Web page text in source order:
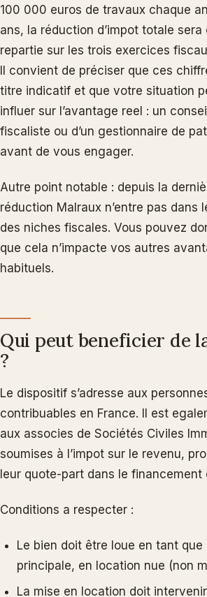
100 000 euros de travaux chaque
ans, la réduction d’impot totale
repartie sur les trois exercices
Il convient de préciser que ces
titre indicatif et que votre situation
influer sur l’avantage reel : un
fiscaliste ou d’un gestionnaire de
avant de vous engager.
Autre point notable : depuis la
réduction Malraux n’entre pas dans
des niches fiscales. Vous pouvez
que cela n’impacte vos autres
habituels.
Qui peut beneficier de
?
Le dispositif s’adresse aux
contribuables en France. Il est
aux associes de Sociétés Civiles
soumises à l’impot sur le revenu,
leur quote-part dans le financement
Conditions a respecter :
Le bien doit être loue en tant que
principale, en location nue (non
La mise en location doit